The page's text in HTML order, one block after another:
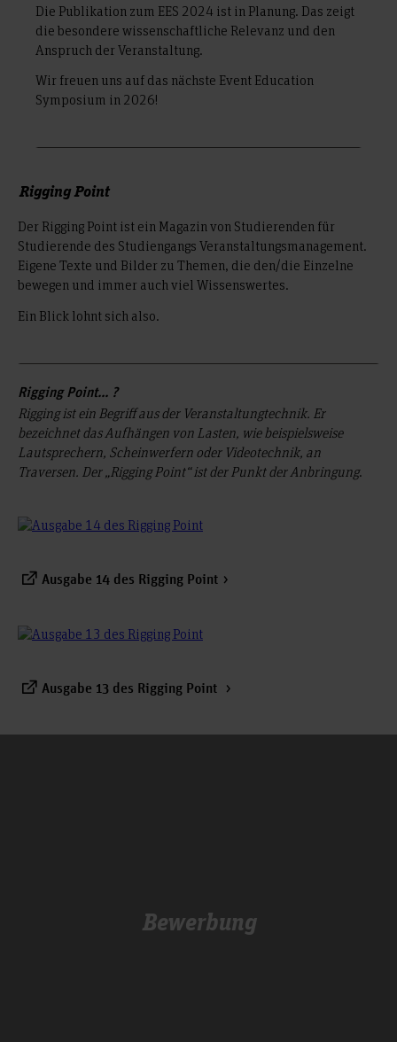
Die Publikation zum EES 2024 ist in Planung. Das zeigt
die besondere wissenschaftliche Relevanz und den
Anspruch der Veranstaltung.
Wir freuen uns auf das nächste Event Education
Symposium in 2026!
Rigging Point
Der Rigging Point ist ein Magazin von Studierenden für
Studierende des Studiengangs Veranstaltungsmanagement.
Eigene Texte und Bilder zu Themen, die den/die Einzelne
bewegen und immer auch viel Wissenswertes.
Ein Blick lohnt sich also.
Rigging Point... ?
Rigging ist ein Begriff aus der Veranstaltungtechnik. Er
bezeichnet das Aufhängen von Lasten, wie beispielsweise
Lautsprechern, Scheinwerfern oder Videotechnik, an
Traversen. Der „Rigging Point“ ist der Punkt der Anbringung.
Ausgabe 14 des Rigging Point
Ausgabe 13 des Rigging Point
Bewerbung